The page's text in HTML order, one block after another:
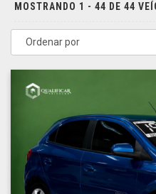
MOSTRANDO 1 - 44 DE 44
Ordenar por